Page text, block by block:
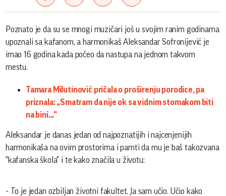
Poznato je da su se mnogi muzičari još u svojim ranim godinama
upoznali sa kafanom, a harmonikaš Aleksandar Sofronijević je
imao 16 godina kada počeo da nastupa na jednom takvom
mestu.
Tamara Milutinović pričala o proširenju porodice, pa
priznala: „Smatram da nije ok sa vidnim stomakom biti
na bini...“
Aleksandar je danas jedan od najpoznatijih i najcenjenijih
harmonikaša na ovim prostorima i pamti da mu je baš takozvana
"kafanska škola" i te kako značila u životu:
- To je jedan ozbiljan životni fakultet. Ja sam učio. Učio kako